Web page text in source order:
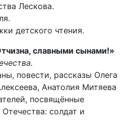
Лескова.
детского чтения.
славными сынами!»
повести, рассказы Олега
Анатолия Митяева
посвящённые
солдат и